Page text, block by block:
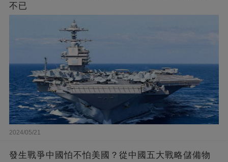
不已
2024/05/21
發生戰爭中國怕不怕美國？從中國五大戰略儲備物